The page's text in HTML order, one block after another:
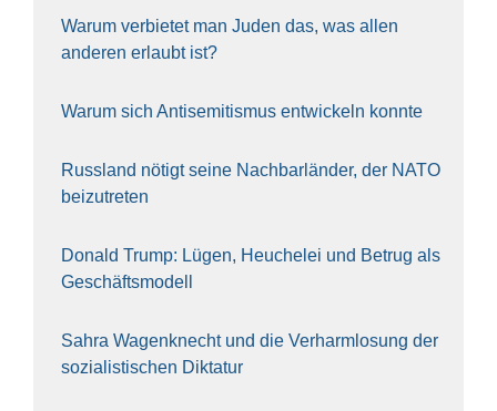
War­um ver­bie­tet man Juden das, was allen
ande­ren erlaubt ist?
War­um sich Anti­se­mi­tis­mus ent­wi­ckeln konn­te
Russ­land nötigt sei­ne Nach­bar­län­der, der NATO
bei­zu­tre­ten
Donald Trump: Lügen, Heu­che­lei und Betrug als
Geschäfts­mo­dell
Sahra Wagen­knecht und die Ver­harm­lo­sung der
sozia­lis­ti­schen Dik­ta­tur